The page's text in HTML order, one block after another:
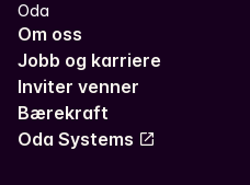
Oda
Om oss
Jobb og karriere
Inviter venner
Bærekraft
Oda Systems